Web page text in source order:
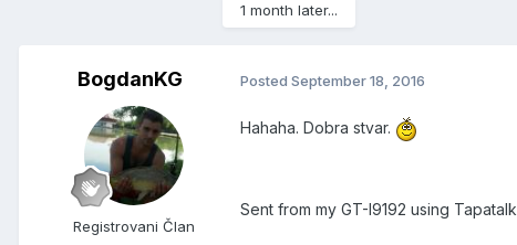
1 month later...
BogdanKG
Registrovani Član
Posted September 18, 2016
Hahaha. Dobra stvar.
Sent from my GT-I9192 using Tapatalk